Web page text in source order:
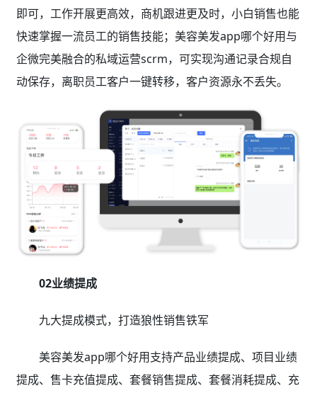
即可，工作开展更高效，商机跟进更及时，小白销售也能
快速掌握一流员工的销售技能；美容美发app哪个好用与
企微完美融合的私域运营scrm，可实现沟通记录合规自
动保存，离职员工客户一键转移，客户资源永不丢失。
02业绩提成
九大提成模式，打造狼性销售铁军
美容美发app哪个好用支持产品业绩提成、项目业绩
提成、售卡充值提成、套餐销售提成、套餐消耗提成、充